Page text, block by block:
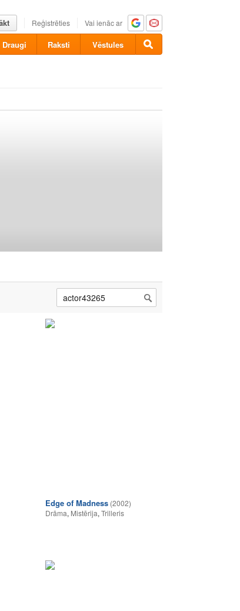
Reģistrēties Vai ienāc ar
Draugi Raksti Vēstules
Edge of Madness (2002)
Drāma, Mistērija, Trilleris